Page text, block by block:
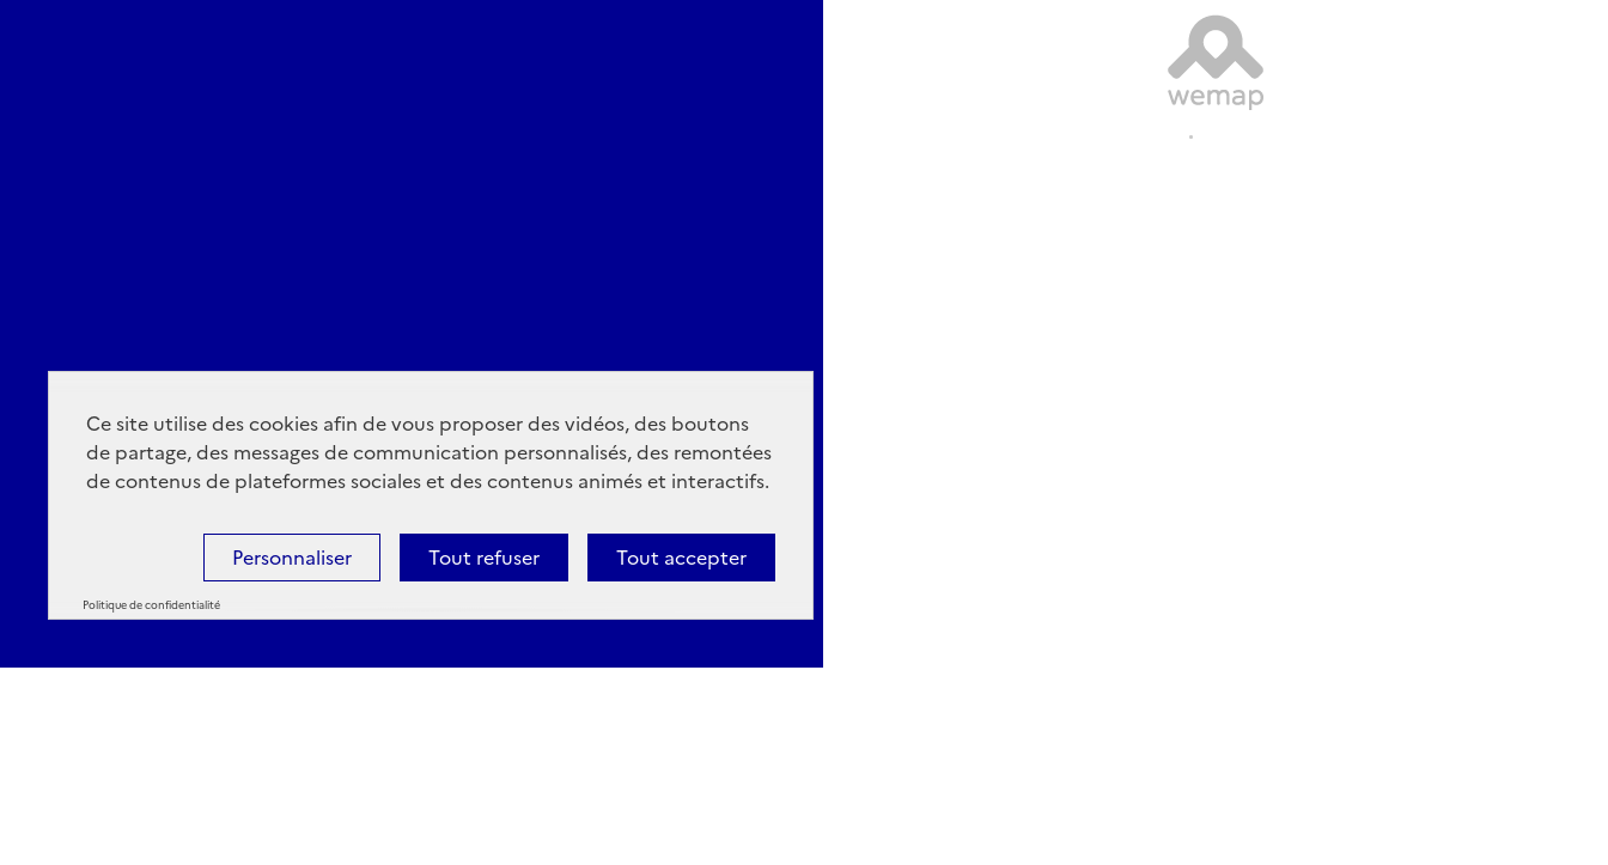
Ce site utilise des cookies afin de vous proposer des vidéos, des boutons
de partage, des messages de communication personnalisés, des remontées
de contenus de plateformes sociales et des contenus animés et interactifs.
Tout accepter
Tout refuser
Personnaliser
Politique de confidentialité